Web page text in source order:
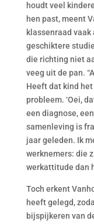
houdt veel
hen past, meent
klassenraad
geschiktere
die richting niet
veeg uit de pan.
Heeft dat kind
probleem. ‘Oei,
een diagnose,
samenleving is
jaar geleden. Ik
werknemers: die
werkattitude dan
Toch erkent
heeft gelegd,
bijspijkeren van